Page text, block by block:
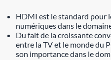
HDMI est le standard pour
numériques dans le
Du fait de la croissante
entre la TV et le monde du
son importance dans le